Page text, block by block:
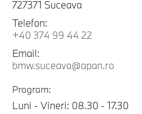
727371 Suceava
Telefon:
+40 374 99 44 22
Email:
bmw.suceava@apan.ro
Program:
Luni - Vineri: 08.30 - 17.30